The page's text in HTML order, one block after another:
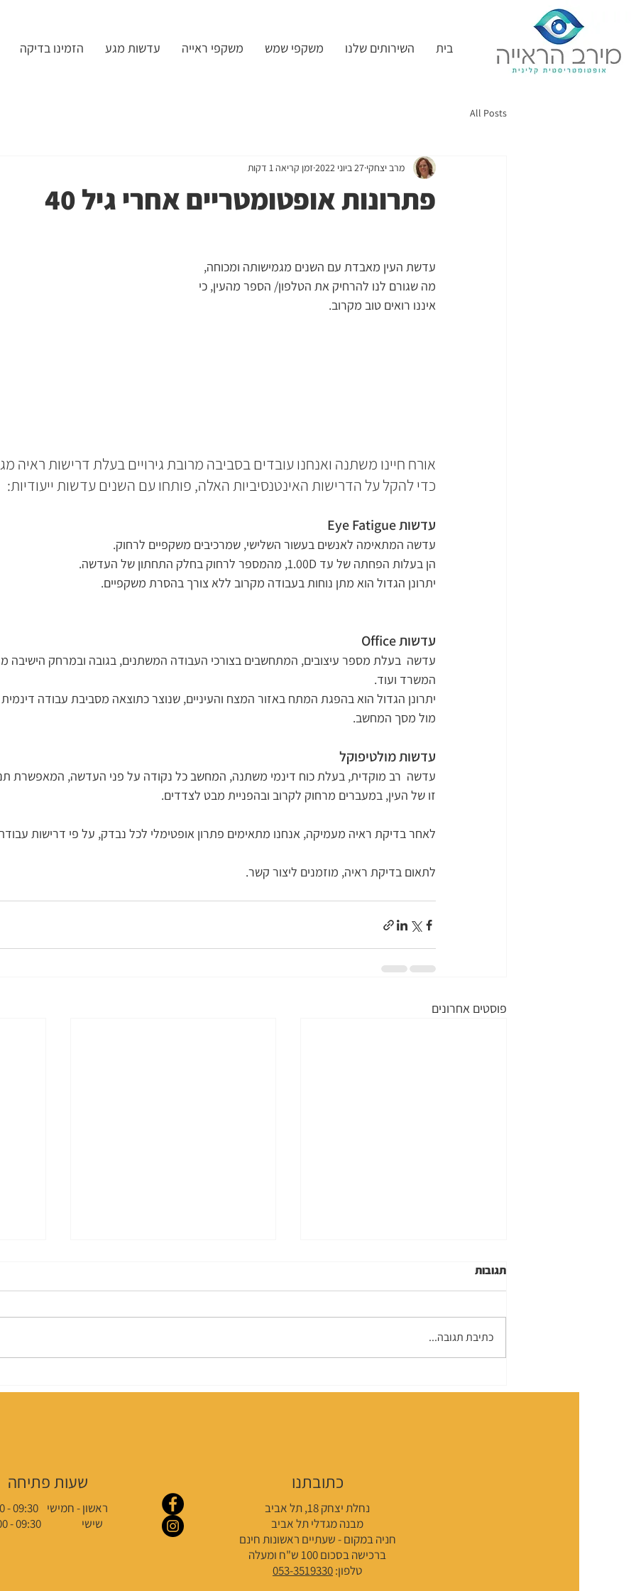
בית השירותים שלנו משקפי שמש משקפי ראייה עדשות מגע הזמינו בדיקה
All Posts
פתרונות אופטומטריים אחרי גיל 40
מרב יצחקי 27 ביוני 2022 זמן קריאה 1 דקות
עדשת העין מאבדת עם השנים מגמישותה ומכוחה,
מה שגורם לנו להרחיק את הטלפון/ הספר מהעין, כי
איננו רואים טוב מקרוב.
אורח חיינו משתנה ואנחנו עובדים בסביבה מרובת גירויים בעלת דרישות ראיה
כדי להקל על הדרישות האינטנסיביות האלה, פותחו עם השנים עדשות ייעודיות:
עדשות Eye Fatigue
עדשה המתאימה לאנשים בעשור השלישי, שמרכיבים משקפיים לרחוק.
הן בעלות הפחתה של עד 1.00D, מהמספר לרחוק בחלק התחתון של העדשה.
יתרונן הגדול הוא מתן נוחות בעבודה מקרוב ללא צורך בהסרת משקפיים.
עדשות Office
עדשה  בעלת מספר עיצובים, המתחשבים בצורכי העבודה המשתנים, בגובה ובמרחק הישיבה
המשרד ועוד.
יתרונן הגדול הוא בהפגת המתח באזור המצח והעיניים, שנוצר כתוצאה מסביבת עבודה
מול מסך המחשב.
עדשות מולטיפוקל
עדשה  רב מוקדית, בעלת כוח דינמי משתנה, המחשב כל נקודה על פני העדשה, המאפשרת
זו של העין, במעברים מרחוק לקרוב ובהפניית מבט לצדדים.
לאחר בדיקת ראיה מעמיקה, אנחנו מתאימים פתרון אופטימלי לכל נבדק, על פי דרישות
לתאום בדיקת ראיה, מוזמנים ליצור קשר.
פוסטים אחרונים
בדיקת רגישות לניגודיות
לבית הספר?
תגובות
כתיבת תגובה...
שעות פתיחה
20:00 - 09:30 ראשון - חמישי
שישי 09:30 - 14:00
כתובתנו
נחלת יצחק 18, תל אביב
מבנה מגדלי תל אביב
חניה במקום - שעתיים ראשונות חינם
ברכישה בסכום 100 ש"ח ומעלה
טלפון:053-3519330